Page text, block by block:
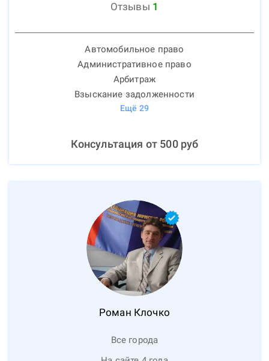
Отзывы 1
Автомобильное право
Административное право
Арбитраж
Взыскание задолженности
Ещё 29
Консультация от 500руб
Роман Клочко
Все города